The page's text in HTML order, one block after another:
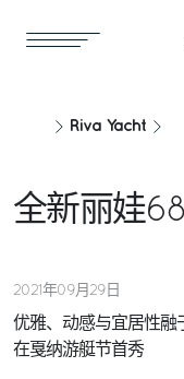
Riva Yacht
全新丽娃
2021年09月29日
优雅、动感与宜居性融
在戛纳游艇节首秀